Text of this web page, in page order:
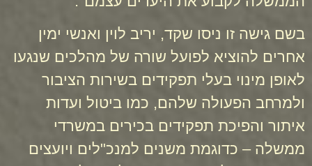
בשם גישה זו ניסו שקד, יריב לוין ואנשי ימין
אחרים להוציא לפועל שורה של מהלכים שנגעו
לאופן מינוי בעלי תפקידים בשירות הציבור
ולמרחב הפעולה שלהם, כמו ביטול ועדות
איתור והפיכת תפקידים בכירים במשרדי
ממשלה – כדוגמת משנים למנכ"לים ויועצים